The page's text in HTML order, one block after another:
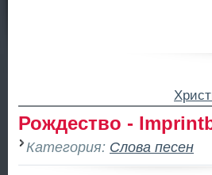
Рождество -
Категория: Слова песен